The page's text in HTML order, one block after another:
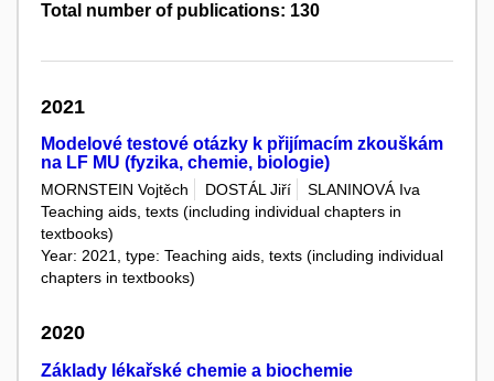
Total number of publications: 130
2021
Modelové testové otázky k přijímacím zkouškám
na LF MU (fyzika, chemie, biologie)
MORNSTEIN Vojtěch DOSTÁL Jiří
SLANINOVÁ Iva
Teaching aids, texts (including individual chapters in
textbooks)
Year: 2021, type: Teaching aids, texts (including individual
chapters in textbooks)
2020
Základy lékařské chemie a biochemie